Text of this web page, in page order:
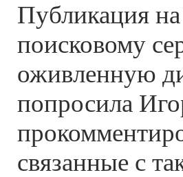
Публикация
поисковому
оживленную
попросила
связанные с